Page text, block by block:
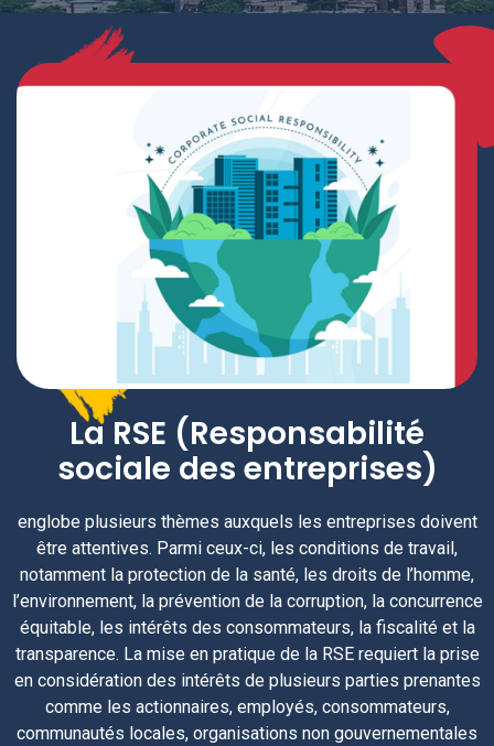
La RSE (Responsabilité
sociale des entreprises)
englobe plusieurs thèmes auxquels les entreprises doivent
être attentives. Parmi ceux-ci, les conditions de travail,
notamment la protection de la santé, les droits de l’homme,
l’environnement, la prévention de la corruption, la concurrence
équitable, les intérêts des consommateurs, la fiscalité et la
transparence. La mise en pratique de la RSE requiert la prise
en considération des intérêts de plusieurs parties prenantes
comme les actionnaires, employés, consommateurs,
communautés locales, organisations non gouvernementales